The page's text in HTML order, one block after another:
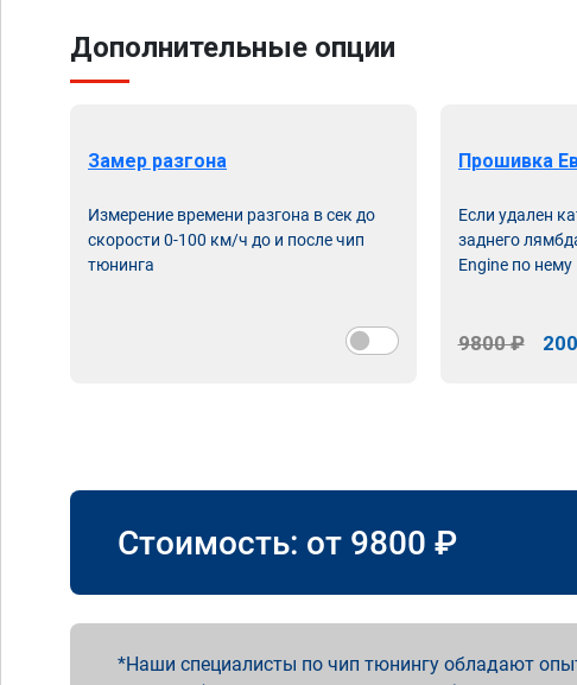
Дополнительные опции
Замер разгона
Измерение времени разгона в сек до
скорости 0-100 км/ч до и после чип
тюнинга
Прошивка
Если удален
заднего
Engine по нему
9800 ₽
Стоимость: от 9800 ₽
Наши специалисты по чип тюнингу обладают